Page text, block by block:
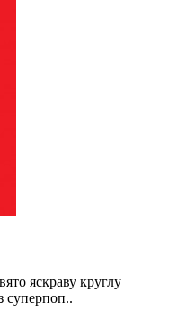
яскраву круглу
суперпоп..